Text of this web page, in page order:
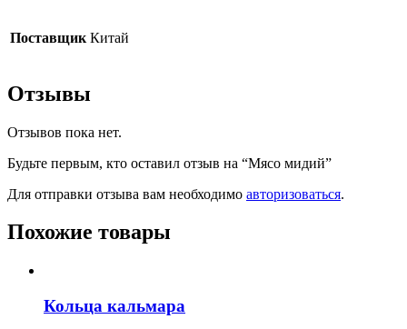
Поставщик Китай
Отзывы
Отзывов пока нет.
Будьте первым, кто оставил отзыв на “Мясо мидий”
Для отправки отзыва вам необходимо авторизоваться.
Похожие товары
Кольца кальмара